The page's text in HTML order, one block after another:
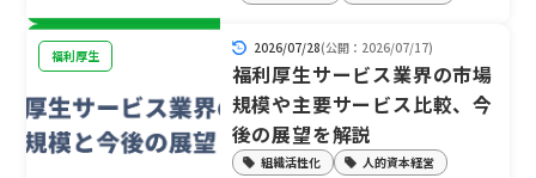
福利厚生
組織活性化 人的資本経営
2026/07/28(公開：2026/07/17)
福利厚生サービス業界の市場
規模や主要サービス比較、今
後の展望を解説